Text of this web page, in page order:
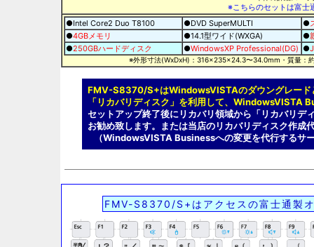
※こちらのセットは富
●Intel Core2 Duo T8100
●DVD SuperMULTI ●
●4GBメモリ ●14.1型ワイド(WXGA) ●
●250GBハードディスク ●WindowsXP Professional(DG) ●
※外形寸法(WxDxH)：316×235×24.3〜34.0mm・質量：
FMV-S8370/S+はWindowsVISTAのダウングレード
「リカバリディスク」を利用して、WindowsVISTA
セットアップ終了後にリカバリ領域から「リカバリデ
お勧め致します。または当店のリカバリディスク作成
（WindowsVISTA Businessへの変更を代行するサ
FMV-S8370/S+はアクセスの富士通製